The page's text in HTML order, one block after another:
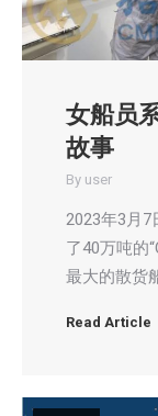
女船员
故事
By user
2023年3月7
了40万吨的
最大的散货
Read Article